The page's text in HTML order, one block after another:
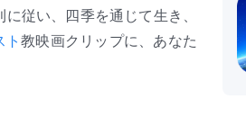
従い、四季を通じて生き、
ト 教映画クリップに、あなた